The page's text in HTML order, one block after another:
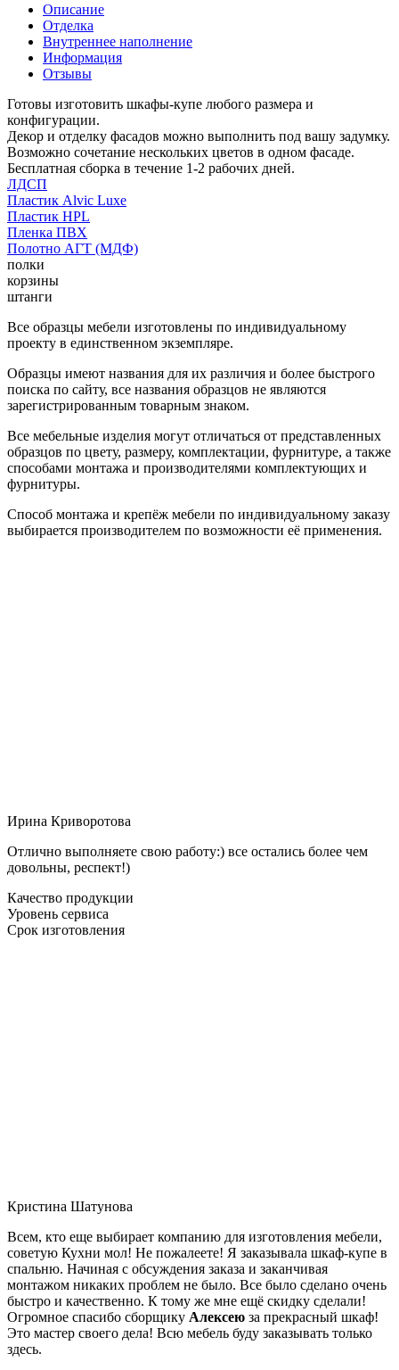
Описание
Отделка
Внутреннее наполнение
Информация
Отзывы
Готовы изготовить шкафы-купе любого размера и
конфигурации.
Декор и отделку фасадов можно выполнить под вашу задумку.
Возможно сочетание нескольких цветов в одном фасаде.
Бесплатная сборка в течение 1-2 рабочих дней.
ЛДСП
Пластик Alvic Luxe
Пластик HPL
Пленка ПВХ
Полотно АГТ (МДФ)
полки
корзины
штанги
Все образцы мебели изготовлены по индивидуальному
проекту в единственном экземпляре.
Образцы имеют названия для их различия и более быстрого
поиска по сайту, все названия образцов не являются
зарегистрированным товарным знаком.
Все мебельные изделия могут отличаться от представленных
образцов по цвету, размеру, комплектации, фурнитуре, а также
способами монтажа и производителями комплектующих и
фурнитуры.
Способ монтажа и крепёж мебели по индивидуальному заказу
выбирается производителем по возможности её применения.
Ирина Криворотова
Отлично выполняете свою работу:) все остались более чем
довольны, респект!)
Качество продукции
Уровень сервиса
Срок изготовления
Кристина Шатунова
Всем, кто еще выбирает компанию для изготовления мебели,
советую Кухни мол! Не пожалеете! Я заказывала шкаф-купе в
спальню. Начиная с обсуждения заказа и заканчивая
монтажом никаких проблем не было. Все было сделано очень
быстро и качественно. К тому же мне ещё скидку сделали!
Огромное спасибо сборщику Алексею за прекрасный шкаф!
Это мастер своего дела! Всю мебель буду заказывать только
здесь.